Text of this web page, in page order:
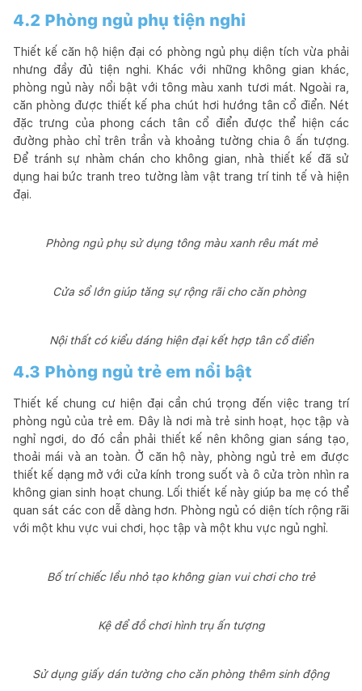
4.2 Phòng ngủ phụ tiện nghi
Thiết kế căn hộ hiện đại có phòng ngủ phụ diện tích vừa phải
nhưng đầy đủ tiện nghi. Khác với những không gian khác,
phòng ngủ này nổi bật với tông màu xanh tươi mát. Ngoài ra,
căn phòng được thiết kế pha chút hơi hướng tân cổ điển. Nét
đặc trưng của phong cách tân cổ điển được thể hiện các
đường phào chỉ trên trần và khoảng tường chia ô ấn tượng.
Để tránh sự nhàm chán cho không gian, nhà thiết kế đã sử
dụng hai bức tranh treo tường làm vật trang trí tinh tế và hiện
đại.
Phòng ngủ phụ sử dụng tông màu xanh rêu mát mẻ
Cửa sổ lớn giúp tăng sự rộng rãi cho căn phòng
Nội thất có kiểu dáng hiện đại kết hợp tân cổ điển
4.3 Phòng ngủ trẻ em nổi bật
Thiết kế chung cư hiện đại cần chú trọng đến việc trang trí
phòng ngủ của trẻ em. Đây là nơi mà trẻ sinh hoạt, học tập và
nghỉ ngơi, do đó cần phải thiết kế nên không gian sáng tạo,
thoải mái và an toàn. Ở căn hộ này, phòng ngủ trẻ em được
thiết kế dạng mở với cửa kính trong suốt và ô cửa tròn nhìn ra
không gian sinh hoạt chung. Lối thiết kế này giúp ba mẹ có thể
quan sát các con dễ dàng hơn. Phòng ngủ có diện tích rộng rãi
với một khu vực vui chơi, học tập và một khu vực ngủ nghỉ.
Bố trí chiếc lều nhỏ tạo không gian vui chơi cho trẻ
Kệ để đồ chơi hình trụ ấn tượng
Sử dụng giấy dán tường cho căn phòng thêm sinh động